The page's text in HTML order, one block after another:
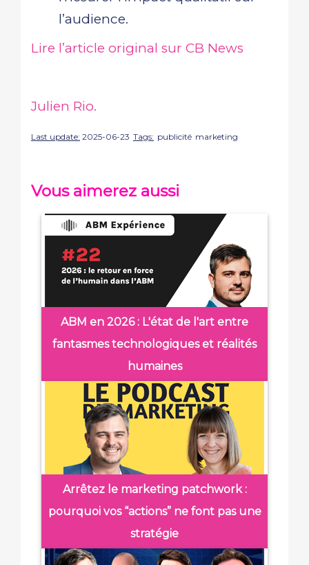
l’audience.
Lire l’article original sur CB News
Julien Rio.
Last update: 2025-06-23 Tags: publicité marketing
Vous aimerez aussi
ABM en 2026 : L'état de l'art entre
fantasmes technologiques et réalités
humaines
Arrêtez le marketing patchwork :
pourquoi vos “actions” ne font pas une
stratégie